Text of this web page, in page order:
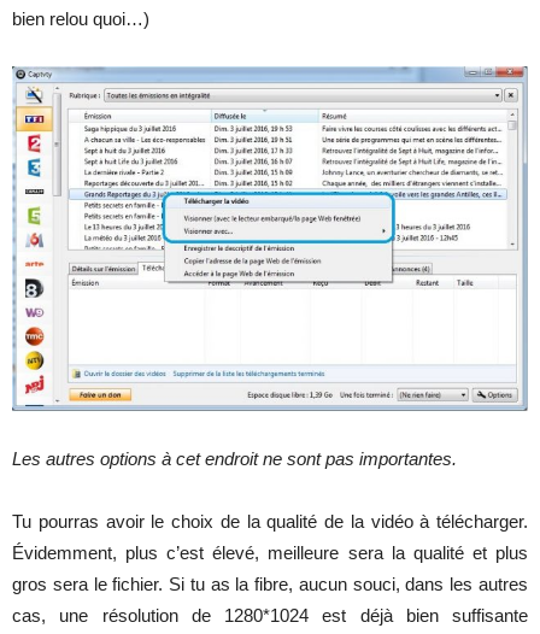
bien relou quoi…)
Les autres options à cet endroit ne sont pas importantes.
Tu pourras avoir le choix de la qualité de la vidéo à télécharger.
Évidemment, plus c’est élevé, meilleure sera la qualité et plus
gros sera le fichier. Si tu as la fibre, aucun souci, dans les autres
cas, une résolution de 1280*1024 est déjà bien suffisante